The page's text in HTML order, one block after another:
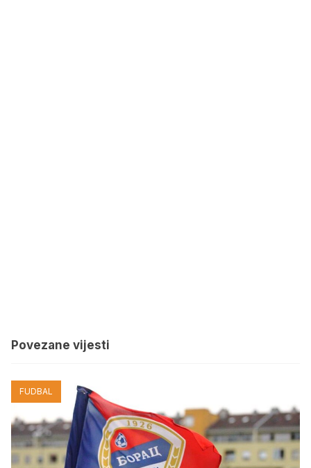
Povezane vijesti
FUDBAL